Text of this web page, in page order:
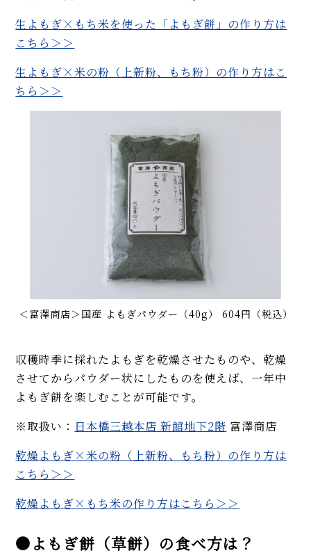
生よもぎ×もち米を使った「よもぎ餅」の作り方は
こちら＞＞
生よもぎ×米の粉（上新粉、もち粉）の作り方はこ
ちら＞＞
＜富澤商店＞国産 よもぎパウダー（40g） 604円（税込）
収穫時季に採れたよもぎを乾燥させたものや、乾燥
させてからパウダー状にしたものを使えば、一年中
よもぎ餅を楽しむことが可能です。
※取扱い： 日本橋三越本店 新館地下2階 富澤商店
乾燥よもぎ×米の粉（上新粉、もち粉）の作り方は
こちら＞＞
乾燥よもぎ×もち米の作り方はこちら＞＞
●よもぎ餅（草餅）の食べ方は？